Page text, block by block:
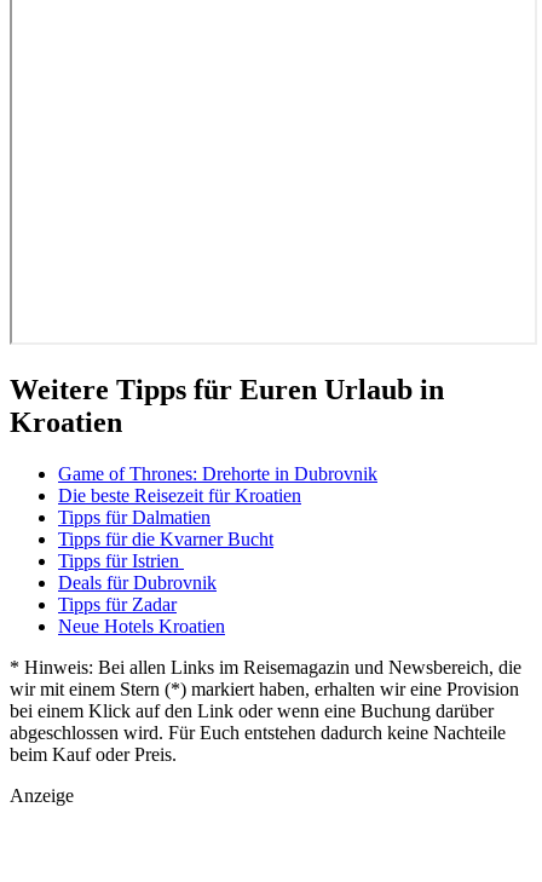
Weitere Tipps für Euren Urlaub in
Kroatien
Game of Thrones: Drehorte in Dubrovnik
Die beste Reisezeit für Kroatien
Tipps für Dalmatien
Tipps für die Kvarner Bucht
Tipps für Istrien
Deals für Dubrovnik
Tipps für Zadar
Neue Hotels Kroatien
* Hinweis: Bei allen Links im Reisemagazin und Newsbereich, die
wir mit einem Stern (*) markiert haben, erhalten wir eine Provision
bei einem Klick auf den Link oder wenn eine Buchung darüber
abgeschlossen wird. Für Euch entstehen dadurch keine Nachteile
beim Kauf oder Preis.
Anzeige